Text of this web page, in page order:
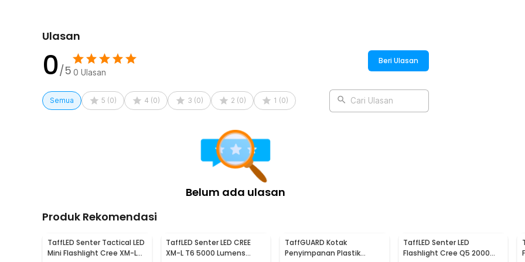
Ulasan
0/5 0 Ulasan
Beri Ulasan
Semua 5 (0) 4 (0) 3 (0) 2 (0) 1 (0) Cari Ulasan
Belum ada ulasan
Produk Rekomendasi
TaffLED Senter Tactical LED
Mini Flashlight Cree XM-L
TaffLED Senter LED CREE
XM-L T6 5000 Lumens
TaffGUARD Kotak
Penyimpanan Plastik
TaffLED Senter LED
Flashlight Cree Q5 2000